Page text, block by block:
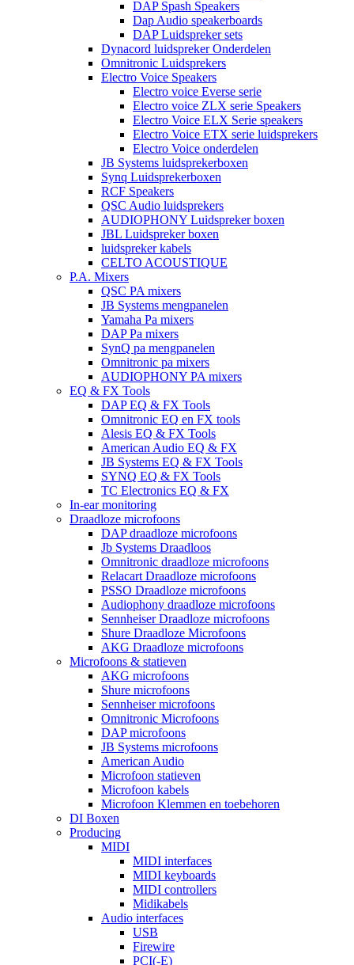
DAP Spash Speakers
Dap Audio speakerboards
DAP Luidspreker sets
Dynacord luidspreker Onderdelen
Omnitronic Luidsprekers
Electro Voice Speakers
Electro voice Everse serie
Electro voice ZLX serie Speakers
Electro Voice ELX Serie speakers
Electro Voice ETX serie luidsprekers
Electro Voice onderdelen
JB Systems luidsprekerboxen
Synq Luidsprekerboxen
RCF Speakers
QSC Audio luidsprekers
AUDIOPHONY Luidspreker boxen
JBL Luidspreker boxen
luidspreker kabels
CELTO ACOUSTIQUE
P.A. Mixers
QSC PA mixers
JB Systems mengpanelen
Yamaha Pa mixers
DAP Pa mixers
SynQ pa mengpanelen
Omnitronic pa mixers
AUDIOPHONY PA mixers
EQ & FX Tools
DAP EQ & FX Tools
Omnitronic EQ en FX tools
Alesis EQ & FX Tools
American Audio EQ & FX
JB Systems EQ & FX Tools
SYNQ EQ & FX Tools
TC Electronics EQ & FX
In-ear monitoring
Draadloze microfoons
DAP draadloze microfoons
Jb Systems Draadloos
Omnitronic draadloze microfoons
Relacart Draadloze microfoons
PSSO Draadloze microfoons
Audiophony draadloze microfoons
Sennheiser Draadloze microfoons
Shure Draadloze Microfoons
AKG Draadloze microfoons
Microfoons & statieven
AKG microfoons
Shure microfoons
Sennheiser microfoons
Omnitronic Microfoons
DAP microfoons
JB Systems microfoons
American Audio
Microfoon statieven
Microfoon kabels
Microfoon Klemmen en toebehoren
DI Boxen
Producing
MIDI
MIDI interfaces
MIDI keyboards
MIDI controllers
Midikabels
Audio interfaces
USB
Firewire
PCI(-E)